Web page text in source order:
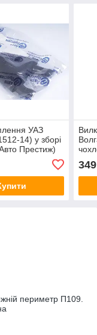
УАЗ
14) у зборi
Престиж)
349
периметр П109.